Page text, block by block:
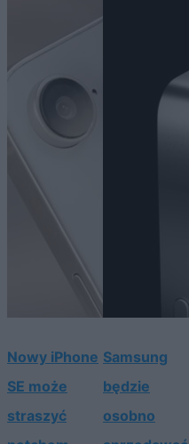
Nowy iPhone
SE może
straszyć
Samsung
będzie
osobno